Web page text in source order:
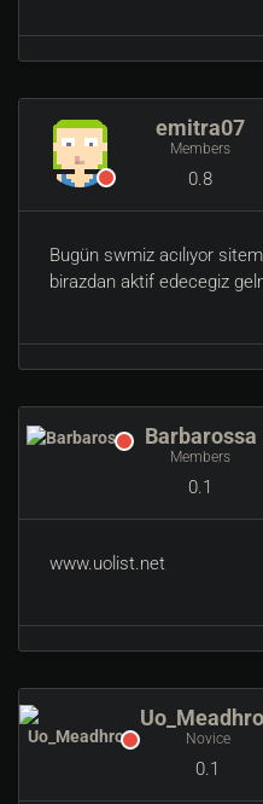
emitra07
Members
0.8
Bugün swmiz acılıyor
birazdan aktif edecegiz
Barbarossa
Members
0.1
www.uolist.net
Novice
0.1